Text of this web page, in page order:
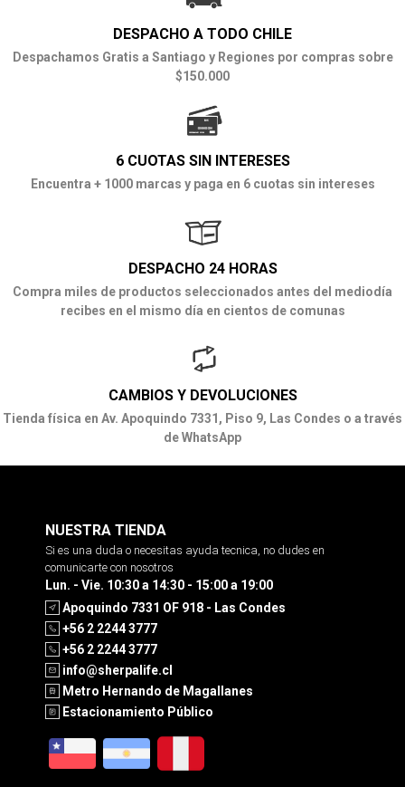
DESPACHO A TODO CHILE
Despachamos Gratis a Santiago y Regiones por compras sobre
$150.000
6 CUOTAS SIN INTERESES
Encuentra + 1000 marcas y paga en 6 cuotas sin intereses
DESPACHO 24 HORAS
Compra miles de productos seleccionados antes del mediodía
recibes en el mismo día en cientos de comunas
CAMBIOS Y DEVOLUCIONES
Tienda física en Av. Apoquindo 7331, Piso 9, Las Condes o a través
de WhatsApp
NUESTRA TIENDA
Si es una duda o necesitas ayuda tecnica, no dudes en
comunicarte con nosotros
Lun. - Vie. 10:30 a 14:30 - 15:00 a 19:00
Apoquindo 7331 OF 918 - Las Condes
+56 2 2244 3777
+56 2 2244 3777
info@sherpalife.cl
Metro Hernando de Magallanes
Estacionamiento Público